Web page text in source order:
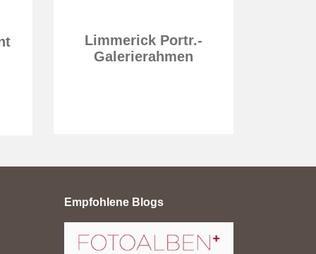
Limmerick Portr.-
Galerierahmen
Empfohlene Blogs